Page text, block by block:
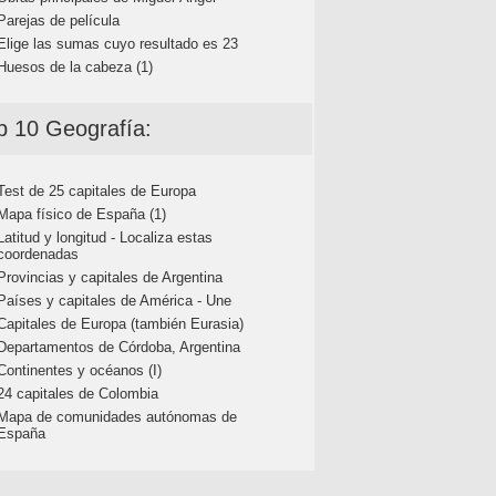
de película
las sumas cuyo resultado es 23
de la cabeza (1)
10 Geografía:
de 25 capitales de Europa
físico de España (1)
y longitud - Localiza estas
y capitales de Argentina
y capitales de América - Une
de Europa (también Eurasia)
de Córdoba, Argentina
y océanos (I)
capitales de Colombia
de comunidades autónomas de